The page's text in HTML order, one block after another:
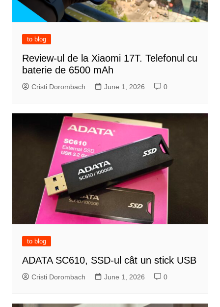
to blog
Review-ul de la Xiaomi 17T. Telefonul cu
baterie de 6500 mAh
Cristi Dorombach June 1, 2026 0
to blog
ADATA SC610, SSD-ul cât un stick USB
Cristi Dorombach June 1, 2026 0